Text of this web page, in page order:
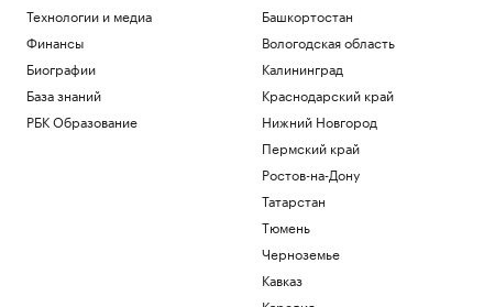
Технологии и медиа
Финансы
Биографии
База знаний
РБК Образование
Башкортостан
Вологодская область
Калининград
Краснодарский край
Нижний Новгород
Пермский край
Ростов-на-Дону
Татарстан
Тюмень
Черноземье
Кавказ